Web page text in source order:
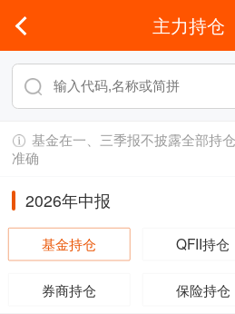
主力持仓
基金在一、三季报不披露全部持
准确
2026年中报
基金持仓 QFII持仓
券商持仓 保险持仓